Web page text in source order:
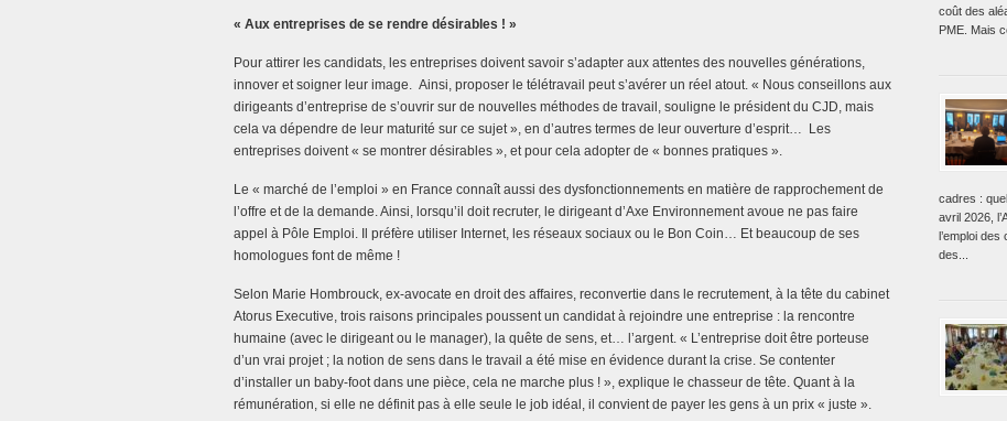
« Aux entreprises de se rendre désirables ! »
Pour attirer les candidats, les entreprises doivent savoir s’adapter aux attentes des nouvelles générations,
innover et soigner leur image. Ainsi, proposer le télétravail peut s’avérer un réel atout. « Nous conseillons aux
dirigeants d’entreprise de s’ouvrir sur de nouvelles méthodes de travail, souligne le président du CJD, mais
cela va dépendre de leur maturité sur ce sujet », en d’autres termes de leur ouverture d’esprit… Les
entreprises doivent « se montrer désirables », et pour cela adopter de « bonnes pratiques ».
Le « marché de l’emploi » en France connaît aussi des dysfonctionnements en matière de rapprochement de
l’offre et de la demande. Ainsi, lorsqu’il doit recruter, le dirigeant d’Axe Environnement avoue ne pas faire
appel à Pôle Emploi. Il préfère utiliser Internet, les réseaux sociaux ou le Bon Coin… Et beaucoup de ses
homologues font de même !
Selon Marie Hombrouck, ex-avocate en droit des affaires, reconvertie dans le recrutement, à la tête du cabinet
Atorus Executive, trois raisons principales poussent un candidat à rejoindre une entreprise : la rencontre
humaine (avec le dirigeant ou le manager), la quête de sens, et… l’argent. « L’entreprise doit être porteuse
d’un vrai projet ; la notion de sens dans le travail a été mise en évidence durant la crise. Se contenter
d’installer un baby-foot dans une pièce, cela ne marche plus ! », explique le chasseur de tête. Quant à la
rémunération, si elle ne définit pas à elle seule le job idéal, il convient de payer les gens à un prix « juste ».
coût des
PME. Mais
cadres :
avril 2026,
l’emploi
des...